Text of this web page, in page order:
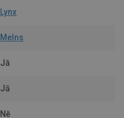
Lynx
Melns
Jā
Jā
Nē